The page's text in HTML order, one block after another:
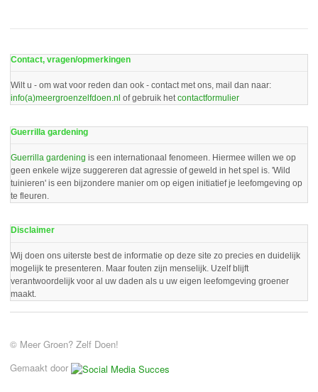
Contact, vragen/opmerkingen
Wilt u - om wat voor reden dan ook - contact met ons, mail dan naar:
info(a)meergroenzelfdoen.nl of gebruik het contactformulier
Guerrilla gardening
Guerrilla gardening is een internationaal fenomeen. Hiermee willen we op
geen enkele wijze suggereren dat agressie of geweld in het spel is. 'Wild
tuinieren' is een bijzondere manier om op eigen initiatief je leefomgeving op
te fleuren.
Disclaimer
Wij doen ons uiterste best de informatie op deze site zo precies en duidelijk
mogelijk te presenteren. Maar fouten zijn menselijk. Uzelf blijft
verantwoordelijk voor al uw daden als u uw eigen leefomgeving groener
maakt.
© Meer Groen? Zelf Doen!
Gemaakt door